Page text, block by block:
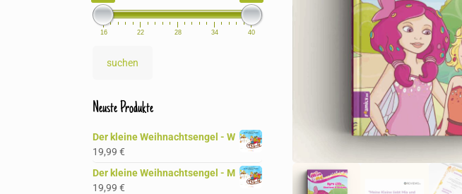
16 22 28 34 40
suchen
Neuste Produkte
Der kleine Weihnachtsengel - W
19,99 €
Der kleine Weihnachtsengel - M
19,99 €